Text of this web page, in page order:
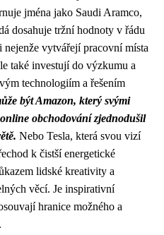
jména jako Saudi Aramco,
dosahuje tržní hodnoty v řádu
vytvářejí pracovní místa
také investují do výzkumu a
technologiím a řešením
být Amazon, který svými
obchodování zjednodušil
Nebo Tesla, která svou vizí
k čistší energetické
lidské kreativity a
věcí. Je inspirativní
hranice možného a